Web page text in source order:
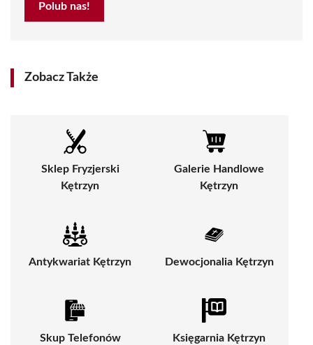
Polub nas!
Zobacz Także
Sklep Fryzjerski
Kętrzyn
Galerie Handlowe
Kętrzyn
Antykwariat Kętrzyn Dewocjonalia Kętrzyn
Skup Telefonów
Księgarnia Kętrzyn